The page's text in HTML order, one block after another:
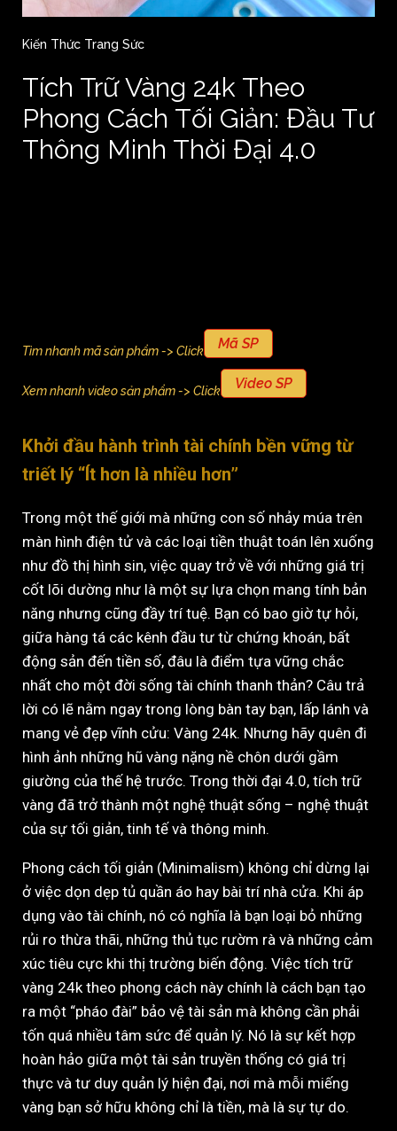
Kiến Thức Trang Sức
Tích Trữ Vàng 24k Theo
Phong Cách Tối Giản: Đầu Tư
Thông Minh Thời Đại 4.0
Tìm nhanh mã sản phẩm -> Click Mã SP
Xem nhanh video sản phẩm -> Click Video SP
Khởi đầu hành trình tài chính bền vững từ
triết lý “Ít hơn là nhiều hơn”
Trong một thế giới mà những con số nhảy múa trên
màn hình điện tử và các loại tiền thuật toán lên xuống
như đồ thị hình sin, việc quay trở về với những giá trị
cốt lõi dường như là một sự lựa chọn mang tính bản
năng nhưng cũng đầy trí tuệ. Bạn có bao giờ tự hỏi,
giữa hàng tá các kênh đầu tư từ chứng khoán, bất
động sản đến tiền số, đâu là điểm tựa vững chắc
nhất cho một đời sống tài chính thanh thản? Câu trả
lời có lẽ nằm ngay trong lòng bàn tay bạn, lấp lánh và
mang vẻ đẹp vĩnh cửu: Vàng 24k. Nhưng hãy quên đi
hình ảnh những hũ vàng nặng nề chôn dưới gầm
giường của thế hệ trước. Trong thời đại 4.0, tích trữ
vàng đã trở thành một nghệ thuật sống – nghệ thuật
của sự tối giản, tinh tế và thông minh.
Phong cách tối giản (Minimalism) không chỉ dừng lại
ở việc dọn dẹp tủ quần áo hay bài trí nhà cửa. Khi áp
dụng vào tài chính, nó có nghĩa là bạn loại bỏ những
rủi ro thừa thãi, những thủ tục rườm rà và những cảm
xúc tiêu cực khi thị trường biến động. Việc tích trữ
vàng 24k theo phong cách này chính là cách bạn tạo
ra một “pháo đài” bảo vệ tài sản mà không cần phải
tốn quá nhiều tâm sức để quản lý. Nó là sự kết hợp
hoàn hảo giữa một tài sản truyền thống có giá trị
thực và tư duy quản lý hiện đại, nơi mà mỗi miếng
vàng bạn sở hữu không chỉ là tiền, mà là sự tự do.